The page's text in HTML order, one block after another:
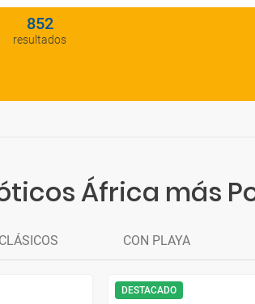
852
resultados
África más
CLÁSICOS CON PLAYA
DESTACADO